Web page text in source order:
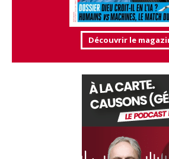
Découvrir le